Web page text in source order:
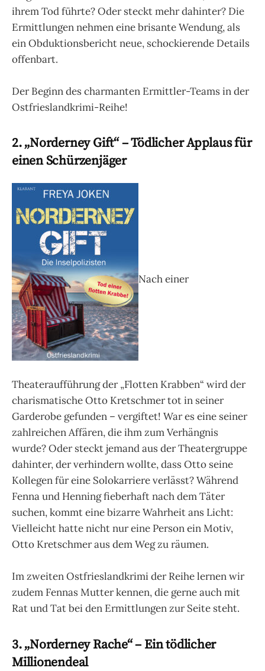
ihrem Tod führte? Oder steckt mehr dahinter? Die
Ermittlungen nehmen eine brisante Wendung, als
ein Obduktionsbericht neue, schockierende Details
offenbart.
Der Beginn des charmanten Ermittler-Teams in der
Ostfrieslandkrimi-Reihe!
2. „Norderney Gift“ – Tödlicher Applaus für
einen Schürzenjäger
Nach einer
Theateraufführung der „Flotten Krabben“ wird der
charismatische Otto Kretschmer tot in seiner
Garderobe gefunden – vergiftet! War es eine seiner
zahlreichen Affären, die ihm zum Verhängnis
wurde? Oder steckt jemand aus der Theatergruppe
dahinter, der verhindern wollte, dass Otto seine
Kollegen für eine Solokarriere verlässt? Während
Fenna und Henning fieberhaft nach dem Täter
suchen, kommt eine bizarre Wahrheit ans Licht:
Vielleicht hatte nicht nur eine Person ein Motiv,
Otto Kretschmer aus dem Weg zu räumen.
Im zweiten Ostfrieslandkrimi der Reihe lernen wir
zudem Fennas Mutter kennen, die gerne auch mit
Rat und Tat bei den Ermittlungen zur Seite steht.
3. „Norderney Rache“ – Ein tödlicher
Millionendeal